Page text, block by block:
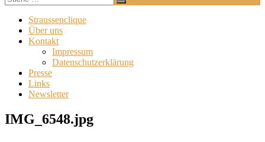
Straussenclique
Über uns
Kontakt
Impressum
Datenschutzerklärung
Presse
Links
Newsletter
IMG_6548.jpg